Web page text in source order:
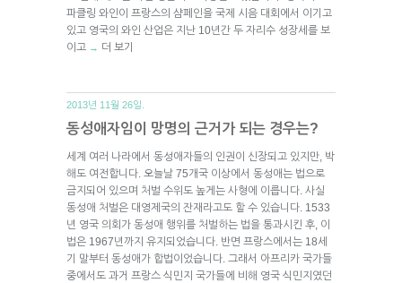
파클링 와인이 프랑스의 샴페인을 국제 시음 대회에서 이기고
있고 영국의 와인 산업은 지난 10년간 두 자리수 성장세를 보
이고 → 더 보기
2013년 11월 26일.
동성애자임이 망명의 근거가 되는 경우는?
세계 여러 나라에서 동성애자들의 인권이 신장되고 있지만, 박
해도 여전합니다. 오늘날 75개국 이상에서 동성애는 법으로
금지되어 있으며 처벌 수위도 높게는 사형에 이릅니다. 사실
동성애 처벌은 대영제국의 잔재라고도 할 수 있습니다. 1533
년 영국 의회가 동성애 행위를 처벌하는 법을 통과시킨 후, 이
법은 1967년까지 유지되었습니다. 반면 프랑스에서는 18세
기 말부터 동성애가 합법이었습니다. 그래서 아프리카 국가들
중에서도 과거 프랑스 식민지 국가들에 비해 영국 식민지였던